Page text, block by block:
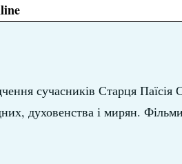
сучасників Старця Паїсія
духовенства і мирян.